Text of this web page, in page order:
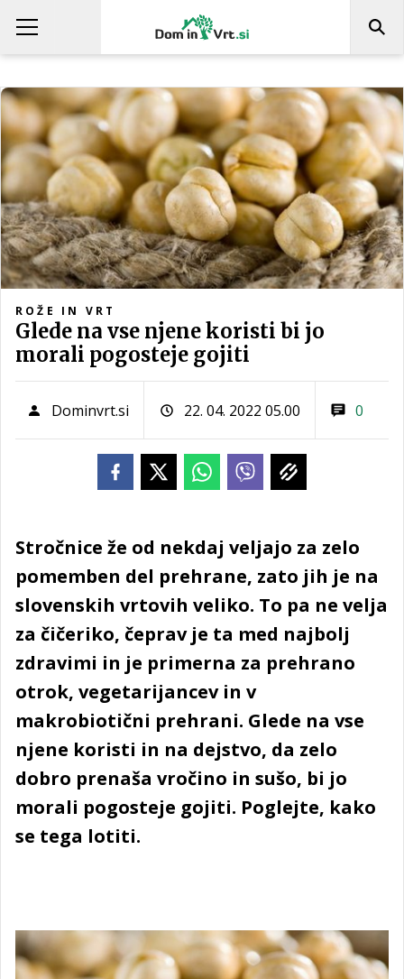
ROŽE IN VRT
Glede na vse njene koristi bi jo
morali pogosteje gojiti
Dominvrt.si 22. 04. 2022 05.00 0
Stročnice že od nekdaj veljajo za zelo
pomemben del prehrane, zato jih je na
slovenskih vrtovih veliko. To pa ne velja
za čičeriko, čeprav je ta med najbolj
zdravimi in je primerna za prehrano
otrok, vegetarijancev in v
makrobiotični prehrani. Glede na vse
njene koristi in na dejstvo, da zelo
dobro prenaša vročino in sušo, bi jo
morali pogosteje gojiti. Poglejte, kako
se tega lotiti.